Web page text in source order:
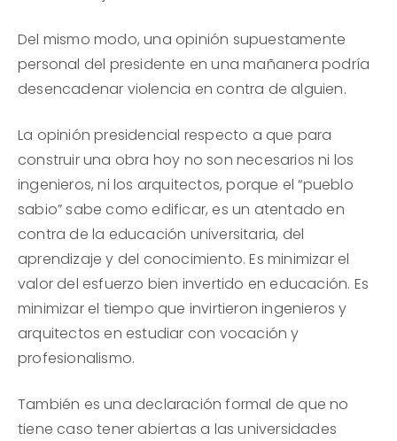
Del mismo modo, una opinión supuestamente
personal del presidente en una mañanera podría
desencadenar violencia en contra de alguien.
La opinión presidencial respecto a que para
construir una obra hoy no son necesarios ni los
ingenieros, ni los arquitectos, porque el “pueblo
sabio” sabe como edificar, es un atentado en
contra de la educación universitaria, del
aprendizaje y del conocimiento. Es minimizar el
valor del esfuerzo bien invertido en educación. Es
minimizar el tiempo que invirtieron ingenieros y
arquitectos en estudiar con vocación y
profesionalismo.
También es una declaración formal de que no
tiene caso tener abiertas a las universidades